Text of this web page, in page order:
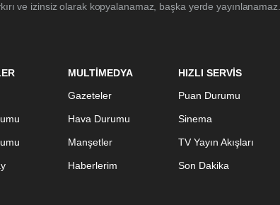
ve izinsiz olarak kopyalanamaz, başka yerde
MULTİMEDYA
Gazeteler
Hava Durumu
Manşetler
Haberlerim
HIZLI SERVİS
Puan Durumu
Sinema
TV Yayın Akışları
Son Dakika